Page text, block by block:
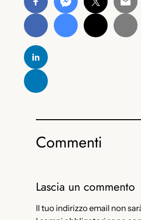
Commenti
Lascia un commento
Il tuo indirizzo email non